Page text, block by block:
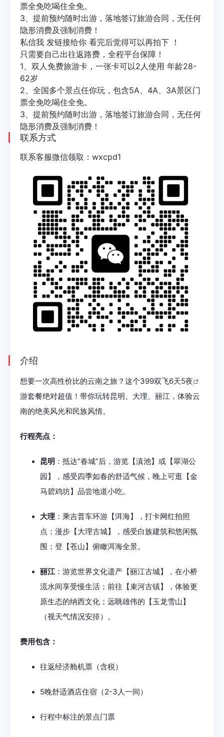
票全免吃喝住全免。
3、提前预约随时出游，落地签订旅游合同，无任何
隐形消费及强制消费！
私信我 发链接给你 看完后觉得可以再拍下 ！
只需要自己出往返路费，全程平台保障！
1、双人免费旅游卡，一张卡可以2人使用 年龄28-
62岁
2、全国多个景点任你玩，包含5A、4A、3A景区门
票全免吃喝住全免。
3、提前预约随时出游，落地签订旅游合同，无任何
隐形消费及强制消费！
联系方式
联系客服微信领取：wxcpd1
介绍
想要一次高性价比的云南之旅？这个399双飞6天5夜
游套餐绝对超值！带你玩转昆明、大理、丽江，体验云
南的绝美风光和民族风情。
行程亮点：
昆明 ：抵达“春城”后，游览【滇池】或【翠湖公
园】，感受四季如春的舒适气候，晚上可逛【金
马碧鸡坊】品尝地道小吃。
大理 ：乘吉普车环游【洱海】，打卡网红拍照
点；漫步【大理古城】，感受白族建筑和悠闲氛
围；登【苍山】俯瞰洱海全景。
丽江：游览世界文化遗产【丽江古城】，在小桥
流水间享受慢生活；前往【束河古镇】，体验更
原生态的纳西文化；远眺雄伟的【玉龙雪山】
（视天气情况安排）。
费用包含：
往返经济舱机票（含税）
5晚舒适酒店住宿（2-3人一间）
行程中标注的景点门票